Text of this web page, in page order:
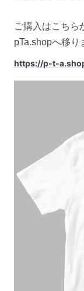
ご購入はこち
pTa.shopへ移り
https://p-t-